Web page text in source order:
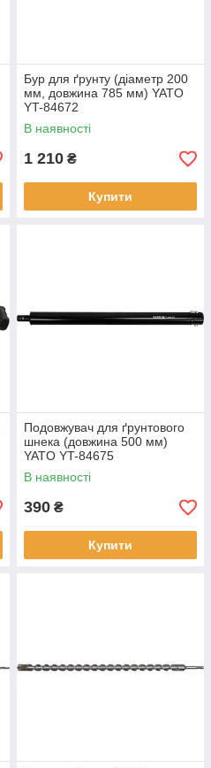
Бур для ґрунту (діаметр 200
мм, довжина 785 мм) YATO
YT-84672
В наявності
1 210 ₴
Купити
Подовжувач для ґрунтового
шнека (довжина 500 мм)
YATO YT-84675
В наявності
390 ₴
Купити